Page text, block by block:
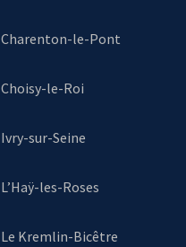
Charenton-le-Pont
Choisy-le-Roi
Ivry-sur-Seine
L’Haÿ-les-Roses
Le Kremlin-Bicêtre